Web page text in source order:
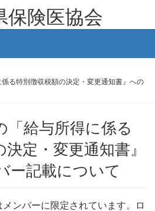
係る特別徴収税額の決定・変更通知書』への
定・変更通知書』
ー記載について
ンバーに限定されています。ロ